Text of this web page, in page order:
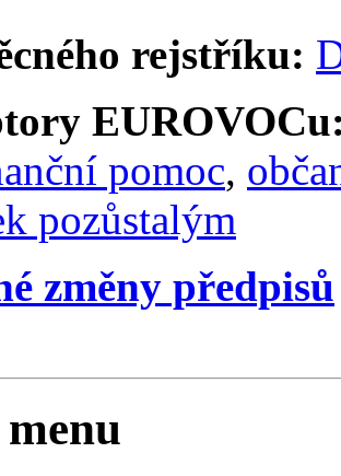
rejstříku:
pomoc,
pozůstalým
změny předpisů